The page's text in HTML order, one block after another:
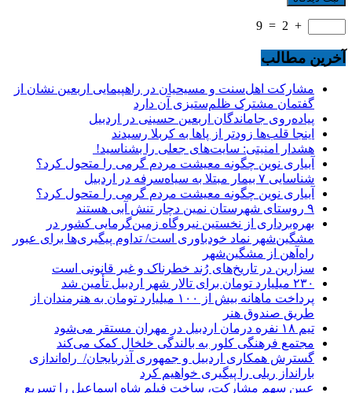
+
2
=
9
آخرین مطالب
مشارکت اهل‌سنت و مسیحیان در راهپیمایی اربعین نشان از
گفتمان مشترک ظلم‌ستیزی آن دارد
پیاده‌روی جاماندگان اربعین حسینی در اردبیل
اینجا قلب‌ها زودتر از پاها به کربلا رسیدند
هشدار امنیتی: سایت‌های جعلی را بشناسید!
آبیاری نوین چگونه معیشت مردم گرمی را متحول کرد؟
شناسایی ۷ بیمار مبتلا به سیاه‌سرفه در اردبیل
آبیاری نوین چگونه معیشت مردم گرمی را متحول کرد؟
۹ روستای شهرستان نمین دچار تنش آبی هستند
بهره‌برداری از نخستین نیروگاه زمین‌گرمایی کشور در
مشگین‌شهر نماد خودباوری است/ تداوم پیگیری‌ها برای عبور
راه‌آهن از مشگین‌شهر
سزارین در تاریخ‌های رُند خطرناک و غیر قانونی است
۲۳۰ میلیارد تومان برای تالار شهر اردبیل تأمین شد
پرداخت ماهانه بیش از ۱۰۰ میلیارد تومان به هنرمندان از
طریق صندوق هنر
تیم ۱۸ نفره درمان اردبیل در مهران مستقر می‌شود
مجتمع فرهنگی کلور به بالندگی خلخال کمک می‌کند
گسترش همکاری اردبیل و جمهوری آذربایجان/ راه‌اندازی
بارانداز ریلی را پیگیری خواهیم کرد
عیین سهم مشارکت، ساخت فیلم شاه‌ اسماعیل را تسریع